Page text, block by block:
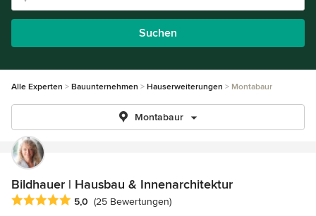
Suchen
Alle Experten Bauunternehmen Hauserweiterungen Montabaur
Montabaur
Bildhauer | Hausbau & Innenarchitektur
Durchschnittliche Bewertung: 5 von 5 Sternen
5,0 (25 Bewertungen)